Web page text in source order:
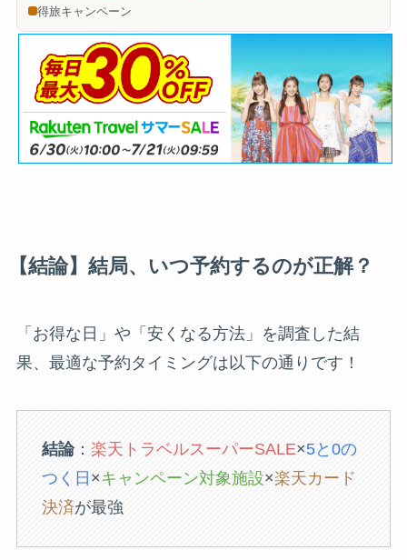
得旅キャンペーン
【結論】結局、いつ予約するのが正解？
「お得な日」や「安くなる方法」を調査した結
果、最適な予約タイミングは以下の通りです！
結論： 楽天トラベルスーパーSALE×5と0の
つく日 ×キャンペーン対象施設×楽天カード
決済が最強